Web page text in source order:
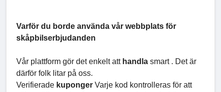
Varför du borde använda vår webbplats för
skåpbilserbjudanden
Vår plattform gör det enkelt att handla smart . Det är
därför folk litar på oss.
Verifierade kuponger Varje kod kontrolleras för att